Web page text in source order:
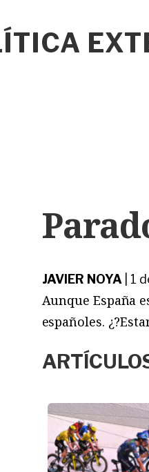
JAVIER NOYA| 1
Aunque España
españoles.